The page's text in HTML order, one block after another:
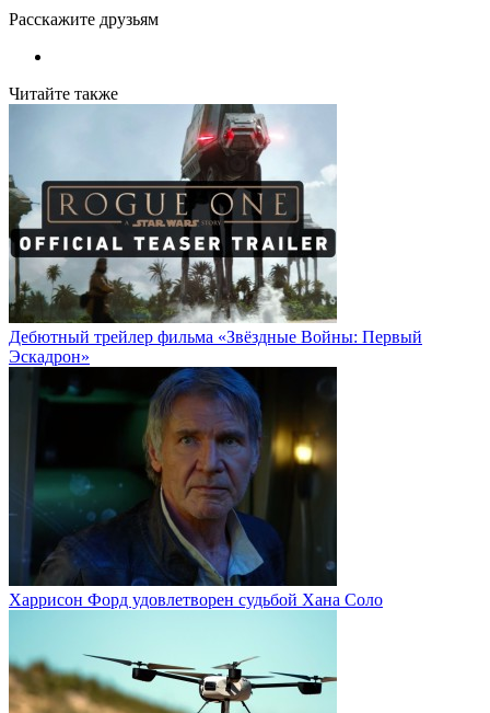
Расскажите друзьям
Читайте также
Дебютный трейлер фильма «Звёздные Войны: Первый
Эскадрон»
Харрисон Форд удовлетворен судьбой Хана Соло